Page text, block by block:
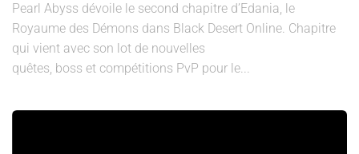
Pearl Abyss dévoile le second chapitre d’Edania, le
Royaume des Démons dans Black Desert Online. Chapitre
qui vient avec son lot de nouvelles
quêtes, boss et compétitions PvP pour le...